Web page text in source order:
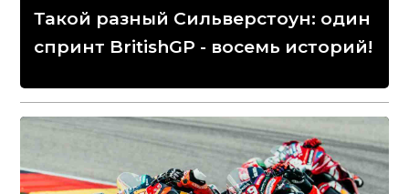
Такой разный Сильверстоун: один
спринт BritishGP - восемь историй!